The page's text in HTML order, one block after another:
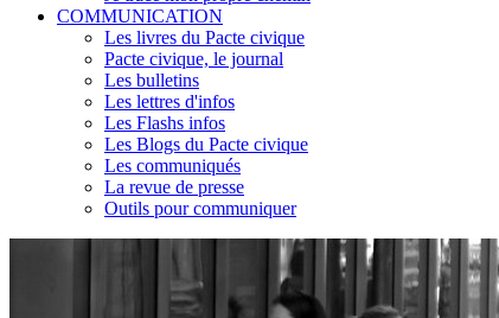
COMMUNICATION
Les livres du Pacte civique
Pacte civique, le journal
Les bulletins
Les lettres d'infos
Les Flashs infos
Les Blogs du Pacte civique
Les communiqués
La revue de presse
Outils pour communiquer